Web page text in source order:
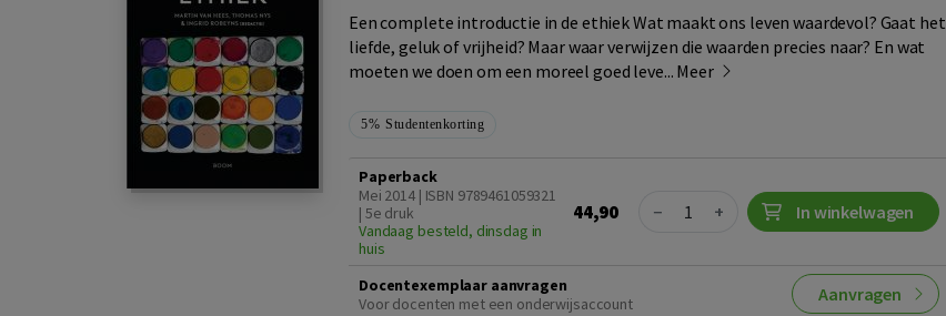
Een complete introductie in de ethiek Wat maakt ons leven waardevol? Gaat het
liefde, geluk of vrijheid? Maar waar verwijzen die waarden precies naar? En wat
moeten we doen om een moreel goed leve... Meer
5% Studentenkorting
Paperback
Mei 2014 | ISBN 9789461059321
| 5e druk
Vandaag besteld, dinsdag in
huis
44,90 Quantity
− + In winkelwagen
Docentexemplaar aanvragen
Voor docenten met een onderwijsaccount
Aanvragen